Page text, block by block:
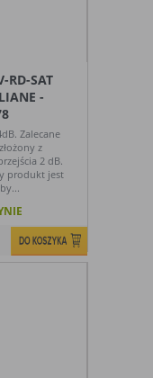
RD-SAT
-
Zalecane
z
2 dB.
produkt jest